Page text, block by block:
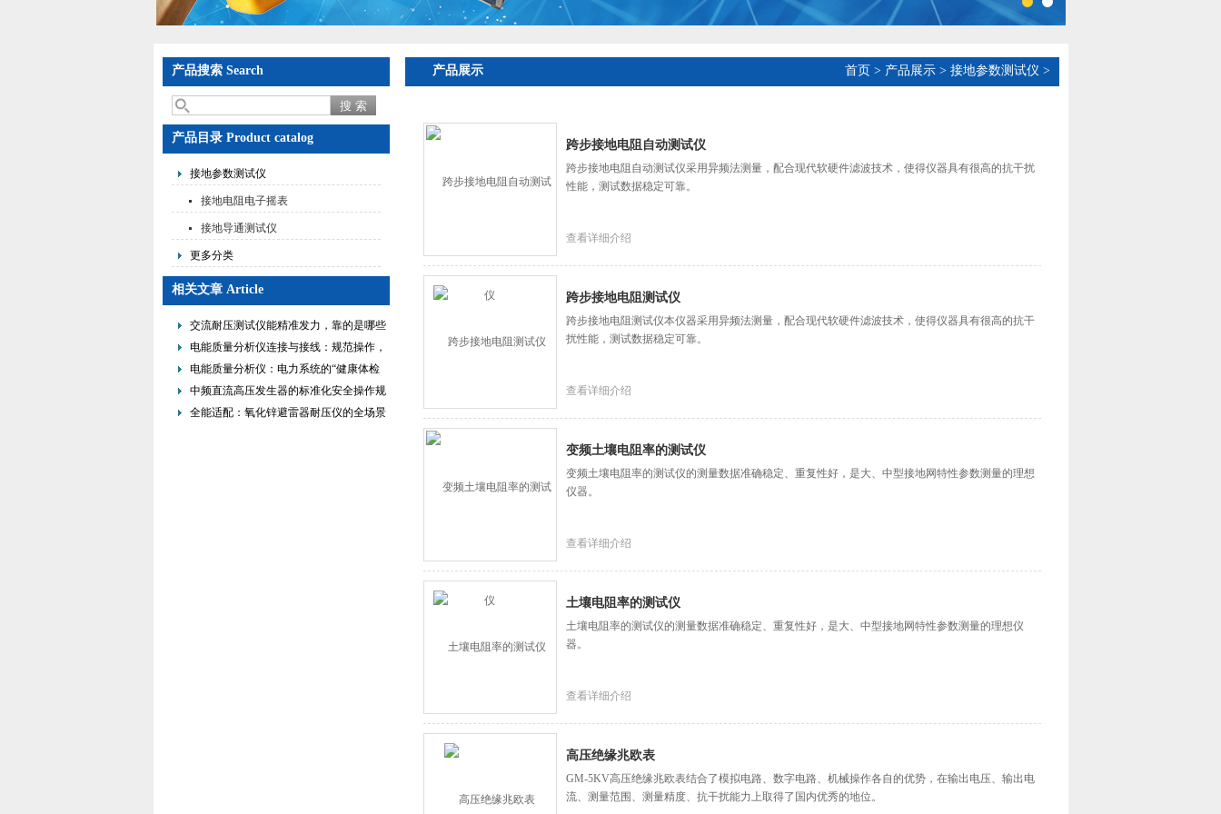
产品搜索 Search
产品目录 Product catalog
接地参数测试仪
接地电阻电子摇表
接地导通测试仪
更多分类
相关文章 Article
交流耐压测试仪能精准发力，靠的是哪些
核心“零件”？一文看清
电能质量分析仪连接与接线：规范操作，
筑牢精准监测的安全防线
电能质量分析仪：电力系统的“健康体检
师”，解码电能运行核心价值
中频直流高压发生器的标准化安全操作规
程
全能适配：氧化锌避雷器耐压仪的全场景
产品展示 首页 > 产品展示> 接地参数测试仪 >
跨步接地电阻自动测试仪
跨步接地电阻自动测试仪采用异频法测量，配合现代软硬件滤波技术，使得仪器具有很高的抗干扰
性能，测试数据稳定可靠。
查看详细介绍
跨步接地电阻测试仪
跨步接地电阻测试仪本仪器采用异频法测量，配合现代软硬件滤波技术，使得仪器具有很高的抗干
扰性能，测试数据稳定可靠。
查看详细介绍
变频土壤电阻率的测试仪
变频土壤电阻率的测试仪的测量数据准确稳定、重复性好，是大、中型接地网特性参数测量的理想
仪器。
查看详细介绍
土壤电阻率的测试仪
土壤电阻率的测试仪的测量数据准确稳定、重复性好，是大、中型接地网特性参数测量的理想仪
器。
查看详细介绍
高压绝缘兆欧表
GM-5KV高压绝缘兆欧表结合了模拟电路、数字电路、机械操作各自的优势，在输出电压、输出电
流、测量范围、测量精度、抗干扰能力上取得了国内优秀的地位。